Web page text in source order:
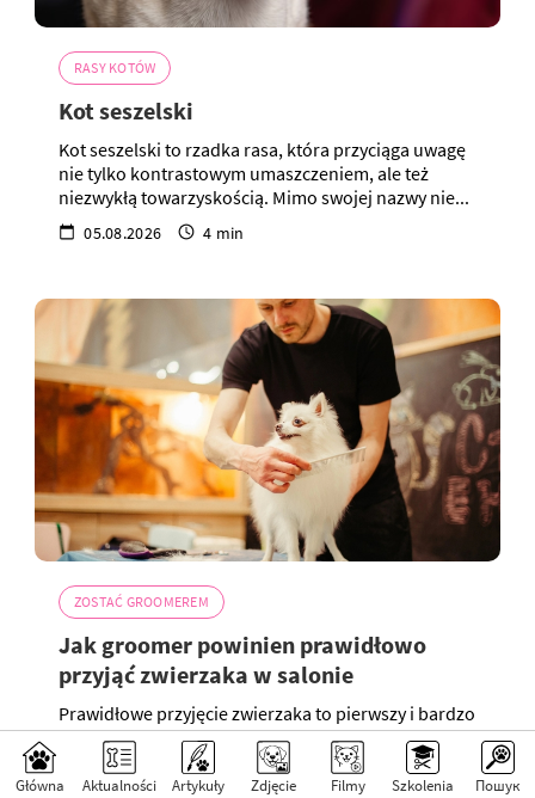
Główna Aktualności Artykuły Zdjęcie Filmy Szkolenia Пошук
RASY KOTÓW
Kot seszelski
Kot seszelski to rzadka rasa, która przyciąga uwagę
nie tylko kontrastowym umaszczeniem, ale też
niezwykłą towarzyskością. Mimo swojej nazwy nie...
05.08.2026 4 min
ZOSTAĆ GROOMEREM
Jak groomer powinien prawidłowo
przyjąć zwierzaka w salonie
Prawidłowe przyjęcie zwierzaka to pierwszy i bardzo
ważny etap pielęgnacji. To właśnie podczas
pierwszego spotkania groomer zbiera potrzebne
informacje, ocenia...